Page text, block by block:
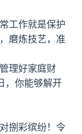
工作就是保护
磨炼技艺，准
理好家庭财
，你能够解开
捌彩缤纷！令